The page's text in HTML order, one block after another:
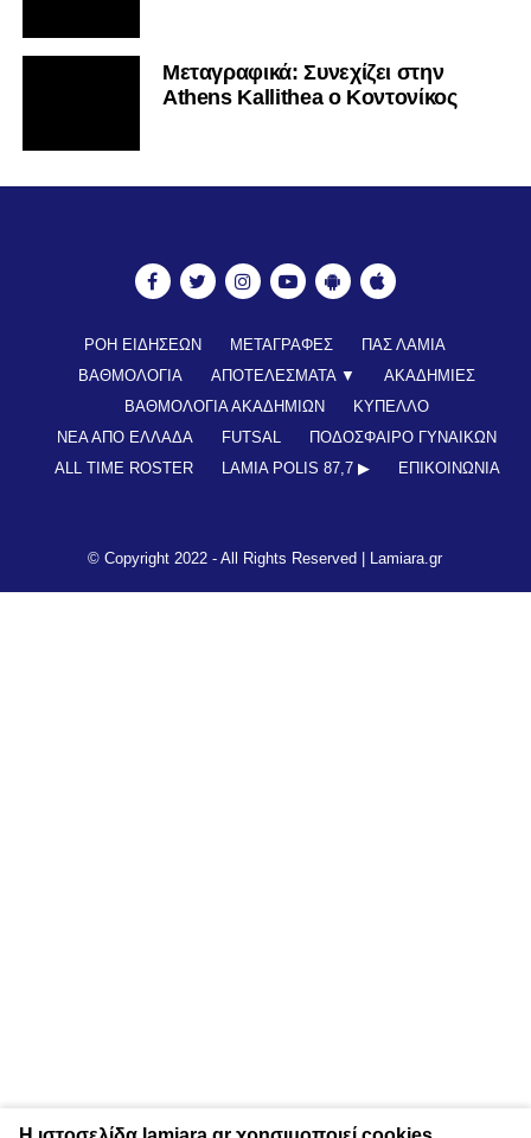
Mεταγραφικά: Συνεχίζει στην
Athens Kallithea ο Κοντονίκος
ΡΟΗ ΕΙΔΗΣΕΩΝ ΜΕΤΑΓΡΑΦΕΣ
ΠΑΣ ΛΑΜΙΑ
ΒΑΘΜΟΛΟΓΙΑ
ΑΠΟΤΕΛΕΣΜΑΤΑ ▼
ΑΚΑΔΗΜΙΕΣ
ΒΑΘΜΟΛΟΓΙΑ ΑΚΑΔΗΜΙΩΝ
ΚΥΠΕΛΛΟ
ΝΕΑ ΑΠΟ ΕΛΛΑΔΑ
FUTSAL
ΠΟΔΟΣΦΑΙΡΟ ΓΥΝΑΙΚΩΝ
ALL TIME ROSTER
LAMIA POLIS 87,7 ▶︎ ΕΠΙΚΟΙΝΩΝΊΑ
© Copyright 2022 - All Rights Reserved | Lamiara.gr